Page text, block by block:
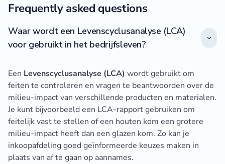
Frequently asked questions
Waar wordt een Levenscyclusanalyse (LCA)
voor gebruikt in het bedrijfsleven?
Een Levenscyclusanalyse (LCA) wordt gebruikt om
feiten te controleren en vragen te beantwoorden over de
milieu-impact van verschillende producten en materialen.
Je kunt bijvoorbeeld een LCA-rapport gebruiken om
feitelijk vast te stellen of een houten kom een grotere
milieu-impact heeft dan een glazen kom. Zo kan je
inkoopafdeling goed geïnformeerde keuzes maken in
plaats van af te gaan op aannames.